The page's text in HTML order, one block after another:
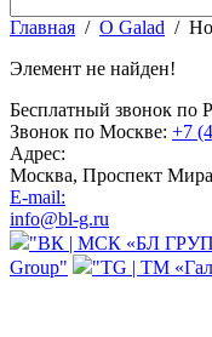
Главная / О Galad /
Элемент не найден!
Бесплатный звонок по
Звонок по Москве: +7
Адрес:
Москва, Проспект
E-mail:
info@bl-g.ru
"ВК | МСК «БЛ
Group"
"TG | ТМ